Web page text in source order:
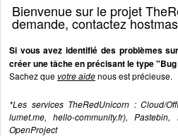
Bienvenue sur le projet
demande, contactez
Si vous avez identifié des problèmes
créer une tâche en précisant le type
Sachez que votre aidenous est précieuse.
*Les services TheRedUnicorn : Cloud/
lumet.me, hello-community.fr),
OpenProject